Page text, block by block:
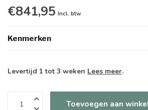
€841,95 Incl. btw
Kenmerken
Levertijd 1 tot 3 weken Lees meer.
Toevoegen aan